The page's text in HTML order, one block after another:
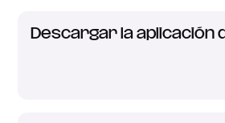
Descargar la aplicación